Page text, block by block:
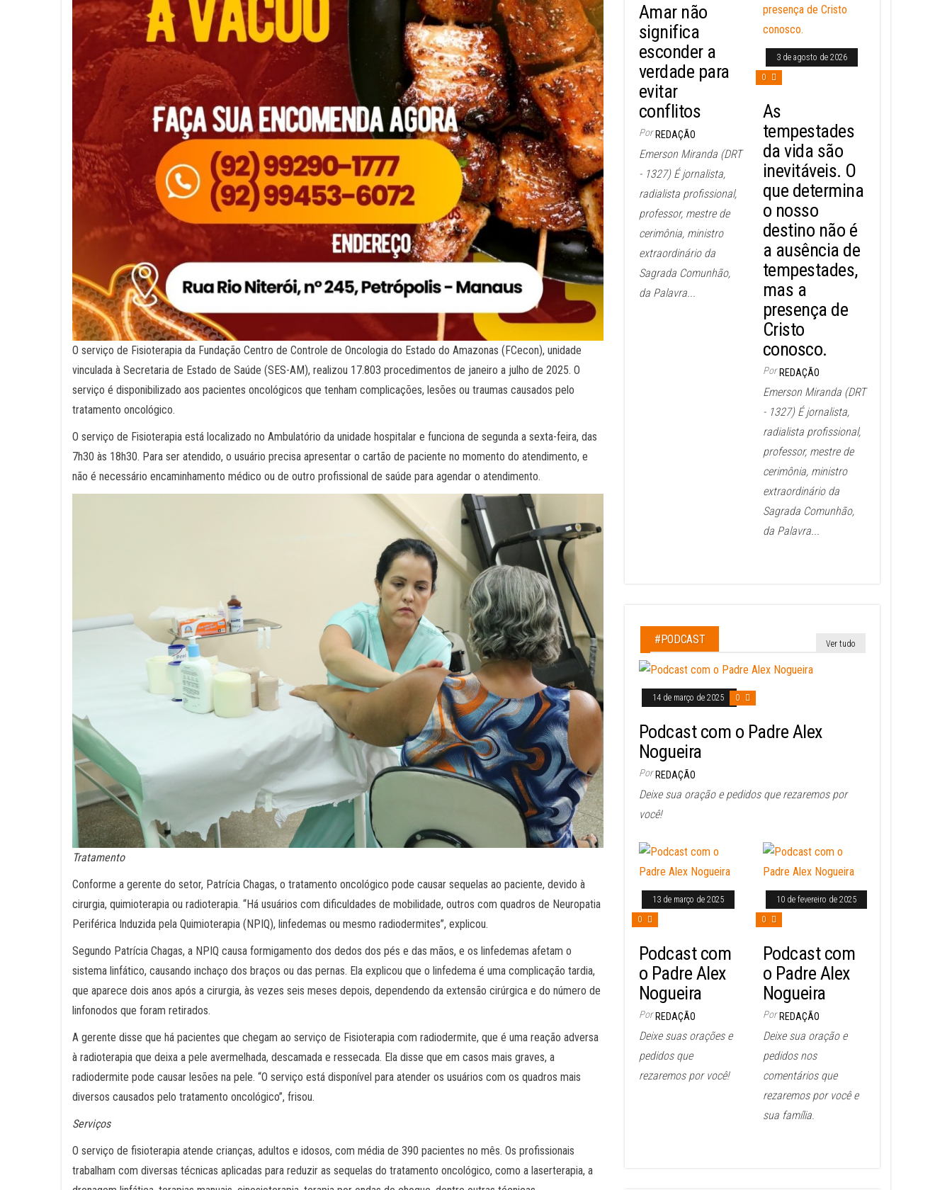
O serviço de Fisioterapia da Fundação Centro de Controle de Oncologia do Estado do Amazonas (FCecon), unidade
vinculada à Secretaria de Estado de Saúde (SES-AM), realizou 17.803 procedimentos de janeiro a julho de 2025. O
serviço é disponibilizado aos pacientes oncológicos que tenham complicações, lesões ou traumas causados pelo
tratamento oncológico.
O serviço de Fisioterapia está localizado no Ambulatório da unidade hospitalar e funciona de segunda a sexta-feira, das
7h30 às 18h30. Para ser atendido, o usuário precisa apresentar o cartão de paciente no momento do atendimento, e
não é necessário encaminhamento médico ou de outro profissional de saúde para agendar o atendimento.
Tratamento
Conforme a gerente do setor, Patrícia Chagas, o tratamento oncológico pode causar sequelas ao paciente, devido à
cirurgia, quimioterapia ou radioterapia. “Há usuários com dificuldades de mobilidade, outros com quadros de Neuropatia
Periférica Induzida pela Quimioterapia (NPIQ), linfedemas ou mesmo radiodermites”, explicou.
Segundo Patrícia Chagas, a NPIQ causa formigamento dos dedos dos pés e das mãos, e os linfedemas afetam o
sistema linfático, causando inchaço dos braços ou das pernas. Ela explicou que o linfedema é uma complicação tardia,
que aparece dois anos após a cirurgia, às vezes seis meses depois, dependendo da extensão cirúrgica e do número de
linfonodos que foram retirados.
A gerente disse que há pacientes que chegam ao serviço de Fisioterapia com radiodermite, que é uma reação adversa
à radioterapia que deixa a pele avermelhada, descamada e ressecada. Ela disse que em casos mais graves, a
radiodermite pode causar lesões na pele. “O serviço está disponível para atender os usuários com os quadros mais
diversos causados pelo tratamento oncológico”, frisou.
Serviços
O serviço de fisioterapia atende crianças, adultos e idosos, com média de 390 pacientes no mês. Os profissionais
trabalham com diversas técnicas aplicadas para reduzir as sequelas do tratamento oncológico, como a laserterapia, a
Amar não
significa
esconder a
verdade para
evitar
conflitos
Por REDAÇÃO
Emerson Miranda (DRT
- 1327) É jornalista,
radialista profissional,
professor, mestre de
cerimônia, ministro
extraordinário da
Sagrada Comunhão,
da Palavra...
3 de agosto de 2026
0
As
tempestades
da vida são
inevitáveis. O
que determina
o nosso
destino não é
a ausência de
tempestades,
mas a
presença de
Cristo
conosco.
Por REDAÇÃO
Emerson Miranda (DRT
- 1327) É jornalista,
radialista profissional,
professor, mestre de
cerimônia, ministro
extraordinário da
Sagrada Comunhão,
da Palavra...
#PODCAST Ver tudo
14 de março de 2025 0
Podcast com o Padre Alex
Nogueira
Por REDAÇÃO
Deixe sua oração e pedidos que rezaremos por
você!
13 de março de 2025
0
Podcast com
o Padre Alex
Nogueira
Por REDAÇÃO
Deixe suas orações e
pedidos que
rezaremos por você!
10 de fevereiro de 2025
0
Podcast com
o Padre Alex
Nogueira
Por REDAÇÃO
Deixe sua oração e
pedidos nos
comentários que
rezaremos por você e
sua família.